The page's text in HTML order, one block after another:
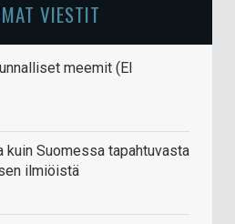
VIESTIT
meemit (EI
kuin Suomessa tapahtuvasta
ilmiöistä